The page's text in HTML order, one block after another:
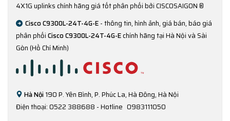
4X1G uplinks chính hãng giá tốt phân phối bởi CISCOSAIGON ®
Cisco C9300L-24T-4G-E- thông tin, hình ảnh, giá bán, báo giá
phân phốiCisco C9300L-24T-4G-Echính hãng tại Hà Nội và Sài
Gòn (Hồ Chí Minh)
Hà Nội190 P. Yên Bình, P. Phúc La, Hà Đông, Hà Nội
Điện thoại: 0522 388688 - Hotline 0983111050